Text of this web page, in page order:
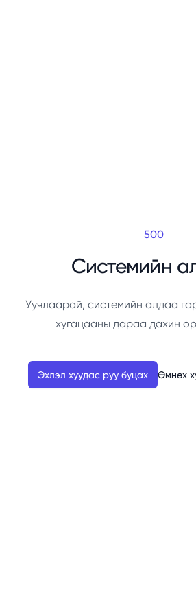
500
Системийн
Уучлаарай, системийн алдаа
хугацааны дараа дахин
Эхлэл хуудас руу буцах Өмнөх